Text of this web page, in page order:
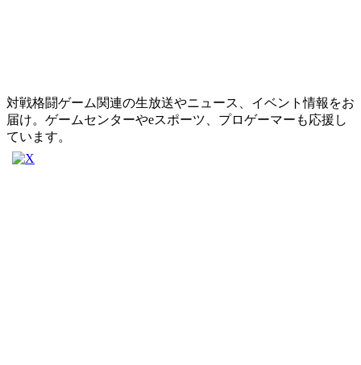
対戦格闘ゲーム関連の生放送やニュース、イベント情報をお
届け。ゲームセンターやeスポーツ、プロゲーマーも応援し
ています。